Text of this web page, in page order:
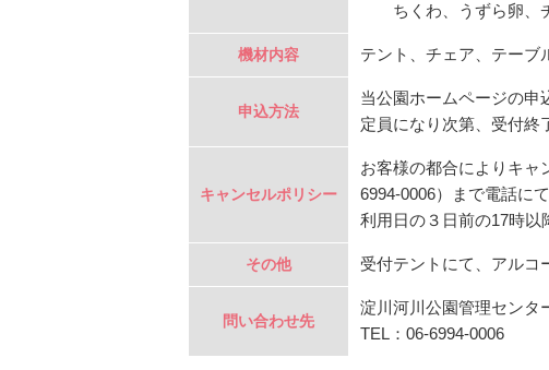
ちくわ、うずら卵、
機材内容 テント、チェア、テーブ
申込方法
当公園ホームページの申
定員になり次第、受付終
キャンセルポリシー
お客様の都合によりキャ
6994-0006）まで電話に
利用日の３日前の17時以
その他 受付テントにて、アルコ
問い合わせ先
淀川河川公園管理センタ
TEL：06-6994-0006